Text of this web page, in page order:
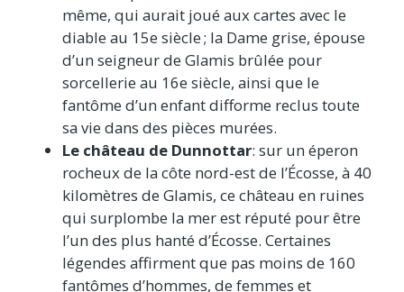
même, qui aurait joué aux cartes avec le
diable au 15e siècle ; la Dame grise, épouse
d’un seigneur de Glamis brûlée pour
sorcellerie au 16e siècle, ainsi que le
fantôme d’un enfant difforme reclus toute
sa vie dans des pièces murées.
Le château de Dunnottar: sur un éperon
rocheux de la côte nord-est de l’Écosse, à 40
kilomètres de Glamis, ce château en ruines
qui surplombe la mer est réputé pour être
l’un des plus hanté d’Écosse. Certaines
légendes affirment que pas moins de 160
fantômes d’hommes, de femmes et